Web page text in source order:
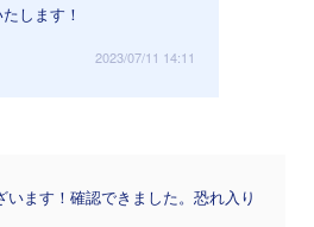
します！
2023/07/11 14:11
います！確認できました。恐れ入り